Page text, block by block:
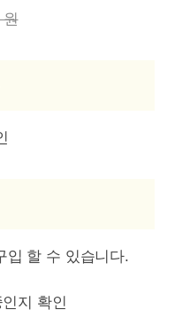
원
입 할 수 있습니다.
지 확인